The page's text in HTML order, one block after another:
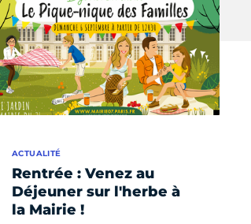
Rentrée : Venez au
Déjeuner sur l'herbe à
la Mairie !
ACTUALITÉ